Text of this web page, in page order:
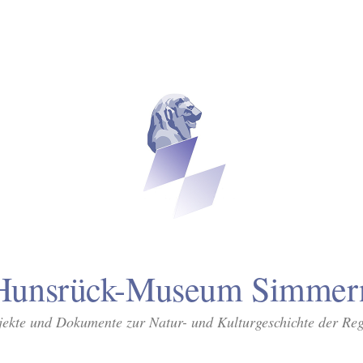
Museum
und Dokumente zur Natur- und Kulturgeschichte der